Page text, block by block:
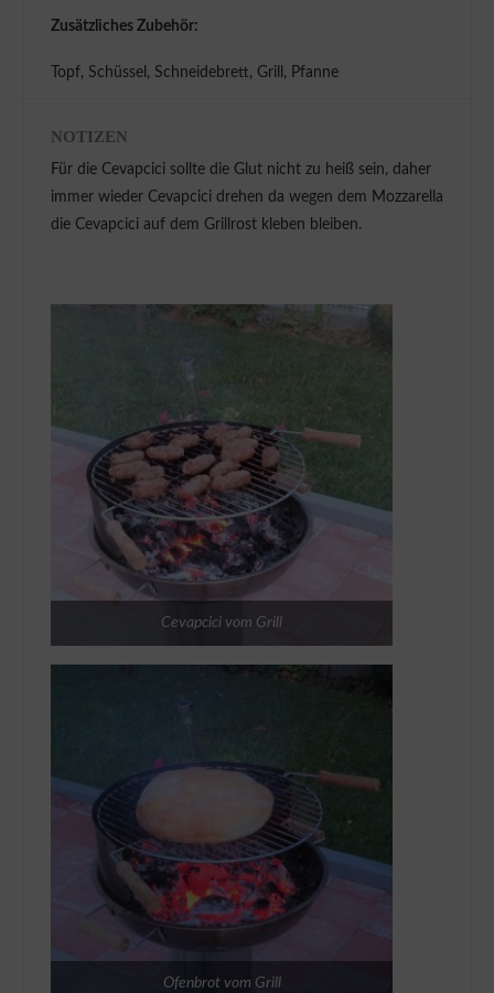
Zusätzliches Zubehör:
Topf, Schüssel, Schneidebrett, Grill, Pfanne
NOTIZEN
Für die Cevapcici sollte die Glut nicht zu heiß sein, daher
immer wieder Cevapcici drehen da wegen dem Mozzarella
die Cevapcici auf dem Grillrost kleben bleiben.
Cevapcici vom Grill
Ofenbrot vom Grill